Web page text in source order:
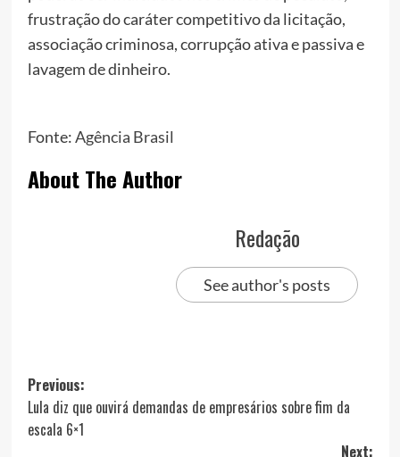
frustração do caráter competitivo da licitação,
associação criminosa, corrupção ativa e passiva e
lavagem de dinheiro.
Fonte:Agência Brasil
About The Author
Redação
See author's posts
Post
navigation
Previous:
Lula diz que ouvirá demandas de empresários sobre fim da
escala 6×1
Next: